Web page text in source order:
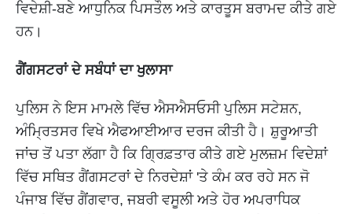
ਵਿਦੇਸ਼ੀ-ਬਣੇ ਆਧੁਨਿਕ ਪਿਸਤੌਲ ਅਤੇ ਕਾਰਤੂਸ ਬਰਾਮਦ ਕੀਤੇ ਗਏ
ਹਨ।
ਗੈਂਗਸਟਰਾਂ ਦੇ ਸਬੰਧਾਂ ਦਾ ਖੁਲਾਸਾ
ਪੁਲਿਸ ਨੇ ਇਸ ਮਾਮਲੇ ਵਿੱਚ ਐਸਐਸਓਸੀ ਪੁਲਿਸ ਸਟੇਸ਼ਨ,
ਅੰਮ੍ਰਿਤਸਰ ਵਿਖੇ ਐਫਆਈਆਰ ਦਰਜ ਕੀਤੀ ਹੈ। ਸ਼ੁਰੂਆਤੀ
ਜਾਂਚ ਤੋਂ ਪਤਾ ਲੱਗਾ ਹੈ ਕਿ ਗ੍ਰਿਫ਼ਤਾਰ ਕੀਤੇ ਗਏ ਮੁਲਜ਼ਮ ਵਿਦੇਸ਼ਾਂ
ਵਿੱਚ ਸਥਿਤ ਗੈਂਗਸਟਰਾਂ ਦੇ ਨਿਰਦੇਸ਼ਾਂ 'ਤੇ ਕੰਮ ਕਰ ਰਹੇ ਸਨ ਜੋ
ਪੰਜਾਬ ਵਿੱਚ ਗੈਂਗਵਾਰ, ਜਬਰੀ ਵਸੂਲੀ ਅਤੇ ਹੋਰ ਅਪਰਾਧਿਕ